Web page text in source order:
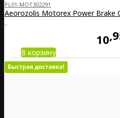
PL01-MOT302291
Aeorozolis Motorex Power Brake
..
10
В корзину